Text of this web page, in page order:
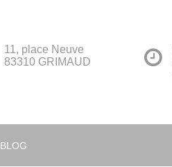
11, place Neuve
83310 GRIMAUD
BLOG